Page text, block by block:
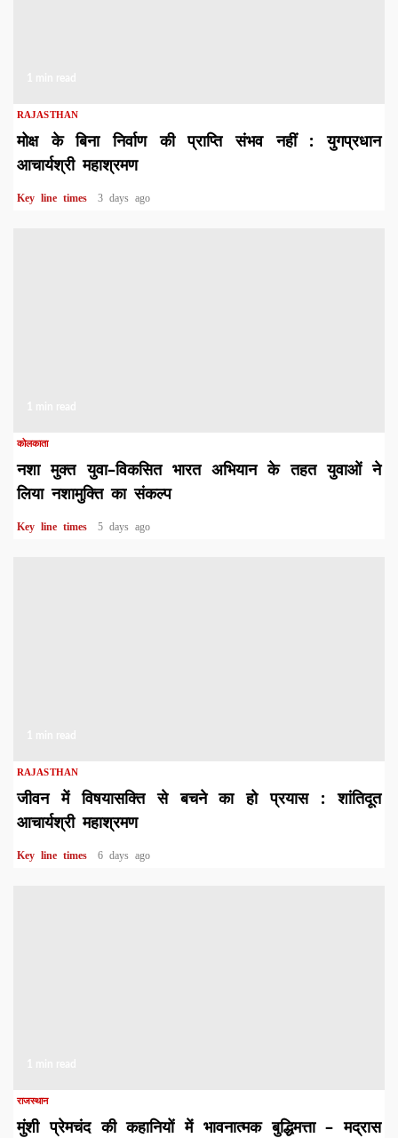
RAJASTHAN
मोक्ष के बिना निर्वाण की प्राप्ति संभव नहीं : युगप्रधान
आचार्यश्री महाश्रमण
Key line times 3 days ago
कोलकाता
नशा मुक्त युवा–विकसित भारत अभियान के तहत युवाओं ने
लिया नशामुक्ति का संकल्प
Key line times 5 days ago
RAJASTHAN
जीवन में विषयासक्ति से बचने का हो प्रयास : शांतिदूत
आचार्यश्री महाश्रमण
Key line times 6 days ago
राजस्थान
मुंशी प्रेमचंद की कहानियों में भावनात्मक बुद्धिमत्ता – मद्रास